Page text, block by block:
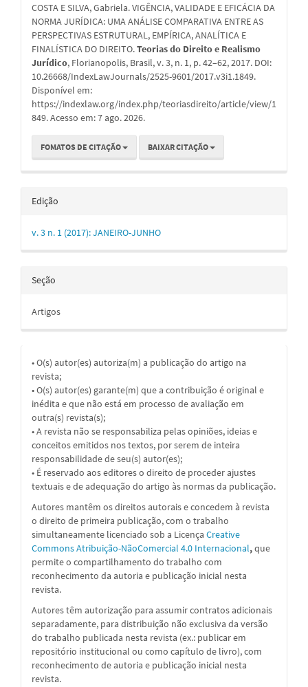
artigo
COSTA E SILVA, Gabriela. VIGÊNCIA, VALIDADE E EFICÁCIA DA
NORMA JURÍDICA: UMA ANÁLISE COMPARATIVA ENTRE AS
PERSPECTIVAS ESTRUTURAL, EMPÍRICA, ANALÍTICA E
FINALÍSTICA DO DIREITO.Teorias do Direito e Realismo
Jurídico, Florianopolis, Brasil, v. 3, n. 1, p. 42–62, 2017. DOI:
10.26668/IndexLawJournals/2525-9601/2017.v3i1.1849.
Disponível em:
https://indexlaw.org/index.php/teoriasdireito/article/view/1
849. Acesso em: 7 ago. 2026.
FOMATOS DE CITAÇÃO BAIXAR CITAÇÃO
Edição
v. 3 n. 1 (2017): JANEIRO-JUNHO
Seção
Artigos
• O(s) autor(es) autoriza(m) a publicação do artigo na
revista;
• O(s) autor(es) garante(m) que a contribuição é original e
inédita e que não está em processo de avaliação em
outra(s) revista(s);
• A revista não se responsabiliza pelas opiniões, ideias e
conceitos emitidos nos textos, por serem de inteira
responsabilidade de seu(s) autor(es);
• É reservado aos editores o direito de proceder ajustes
textuais e de adequação do artigo às normas da publicação.
Autores mantêm os direitos autorais e concedem à revista
o direito de primeira publicação, com o trabalho
simultaneamente licenciado sob a Licença Creative
Commons Atribuição-NãoComercial 4.0 Internacional,que
permite o compartilhamento do trabalho com
reconhecimento da autoria e publicação inicial nesta
revista.
Autores têm autorização para assumir contratos adicionais
separadamente, para distribuição não exclusiva da versão
do trabalho publicada nesta revista (ex.: publicar em
repositório institucional ou como capítulo de livro), com
reconhecimento de autoria e publicação inicial nesta
revista.